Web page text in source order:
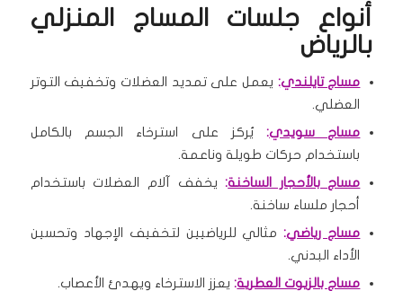
أنواع جلسات المساج المنزلي
بالرياض
مساج تايلندي: يعمل على تمديد العضلات وتخفيف التوتر
العضلي.
مساج سويدي:يُركز على استرخاء الجسم بالكامل
باستخدام حركات طويلة وناعمة.
مساج بالأحجار الساخنة:يخفف آلام العضلات باستخدام
أحجار ملساء ساخنة.
مساج رياضي:مثالي للرياضيين لتخفيف الإجهاد وتحسين
الأداء البدني.
مساج بالزيوت العطرية:يعزز الاسترخاء ويهدئ الأعصاب.